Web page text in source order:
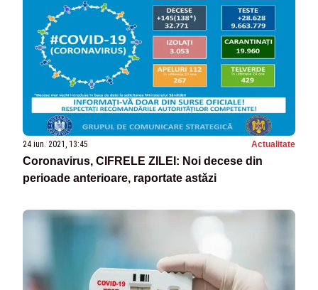
24 iun. 2021, 13:45 Actualitate
Coronavirus, CIFRELE ZILEI: Noi decese din
perioade anterioare, raportate astăzi